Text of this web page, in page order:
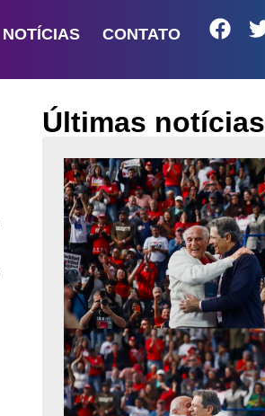
NOTÍCIAS CONTATO
Últimas notícias